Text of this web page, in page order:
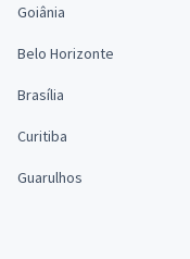
Goiânia
Belo Horizonte
Brasília
Curitiba
Guarulhos